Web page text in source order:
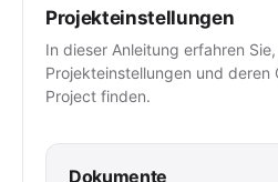
Projekteinstellungen
In dieser Anleitung erfahren
Projekteinstellungen und deren
Project finden.
Dokumente